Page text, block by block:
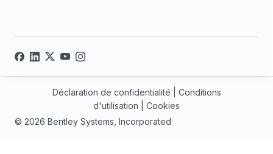
© 2026 Bentley Systems, Incorporated
Déclaration de confidentialité
Conditions
d'utilisation
Cookies